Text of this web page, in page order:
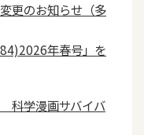
更のお知らせ（多
年春号」を
バイバ